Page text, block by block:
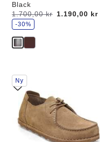
Black
Var:
1.700,00 kr
er 1.190,00 kr
s
p
a
r
-30%
Samhandling
med
swatch-
farger
oppdatere
produktbildet
Ny